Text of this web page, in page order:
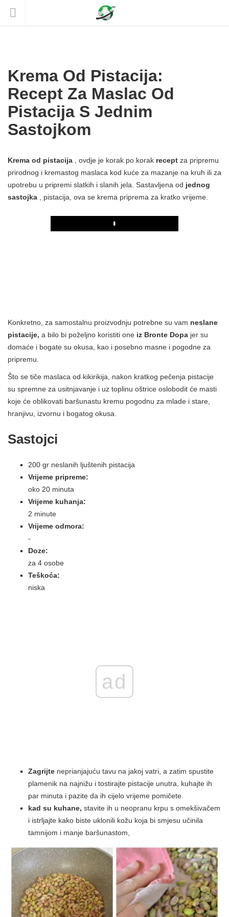
Krema Od Pistacija:
Recept Za Maslac Od
Pistacija S Jednim
Sastojkom
Krema od pistacija , ovdje je korak po korak recept za pripremu
prirodnog i kremastog maslaca kod kuće za mazanje na kruh ili za
upotrebu u pripremi slatkih i slanih jela. Sastavljena od jednog
sastojka , pistacija, ova se krema priprema za kratko vrijeme.
Play
Konkretno, za samostalnu proizvodnju potrebne su vam neslane
pistacije, a bilo bi poželjno koristiti one iz Bronte Dopa jer su
domaće i bogate su okusa, kao i posebno masne i pogodne za
pripremu.
Što se tiče maslaca od kikirikija, nakon kratkog pečenja pistacije
su spremne za usitnjavanje i uz toplinu oštrice oslobodit će masti
koje će oblikovati baršunastu kremu pogodnu za mlade i stare,
hranjivu, izvornu i bogatog okusa.
Sastojci
200 gr neslanih ljuštenih pistacija
Vrijeme pripreme:
oko 20 minuta
Vrijeme kuhanja:
2 minute
Vrijeme odmora:
-
Doze:
za 4 osobe
Teškoća:
niska
ad
Zagrijte neprianjajuću tavu na jakoj vatri, a zatim spustite
plamenik na najnižu i tostirajte pistacije unutra, kuhajte ih
par minuta i pazite da ih cijelo vrijeme pomičete.
kad su kuhane, stavite ih u neopranu krpu s omekšivačem
i istrljajte kako biste uklonili kožu koja bi smjesu učinila
tamnijom i manje baršunastom,